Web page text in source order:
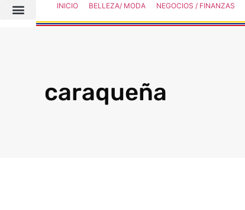
INICIO BELLEZA/ MODA NEGOCIOS / FINANZAS
caraqueña